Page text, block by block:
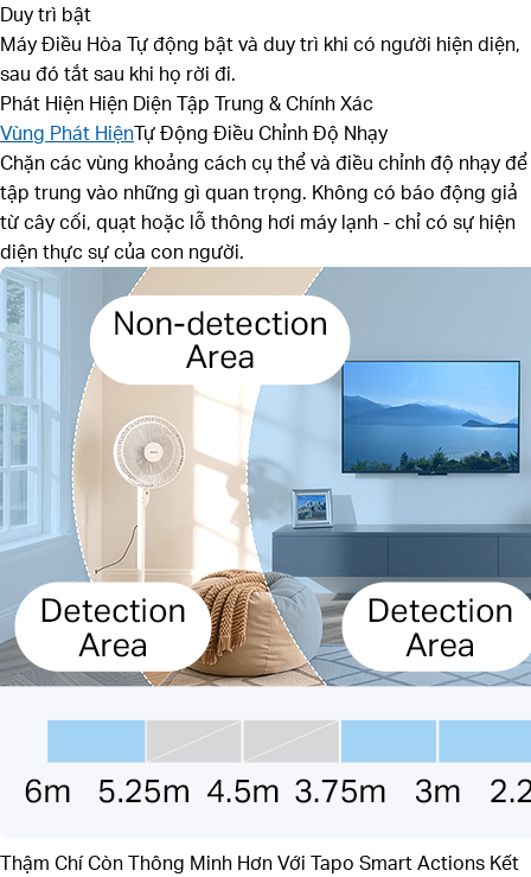
Duy trì bật
Máy Điều Hòa Tự động bật và duy trì khi có người hiện diện,
sau đó tắt sau khi họ rời đi.
Phát Hiện Hiện Diện Tập Trung & Chính Xác
Vùng Phát HiệnTự Động Điều Chỉnh Độ Nhạy
Chặn các vùng khoảng cách cụ thể và điều chỉnh độ nhạy để
tập trung vào những gì quan trọng. Không có báo động giả
từ cây cối, quạt hoặc lỗ thông hơi máy lạnh - chỉ có sự hiện
diện thực sự của con người.
Thậm Chí Còn Thông Minh Hơn Với Tapo Smart Actions Kết